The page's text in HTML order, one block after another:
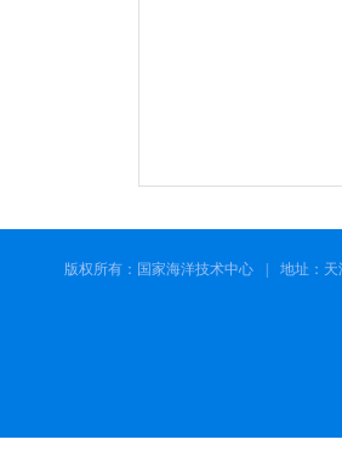
版权所有：国家海洋技术中心 地址：天